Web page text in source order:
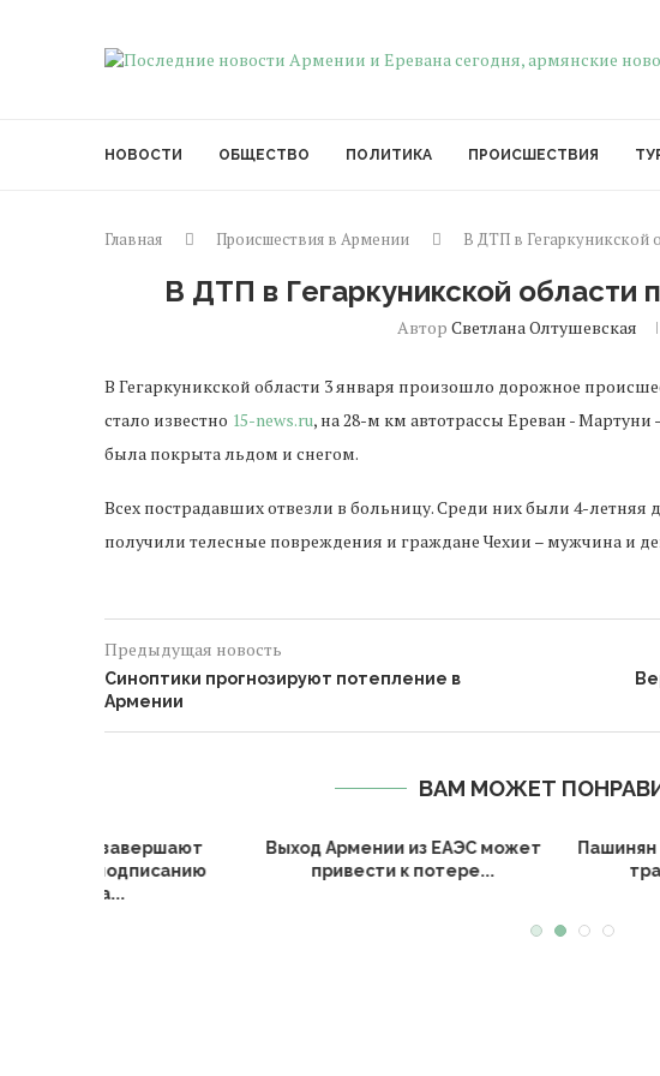
НОВОСТИ ОБЩЕСТВО ПОЛИТИКА ПРОИСШЕСТВИЯ
Главная Происшествия в Армении В ДТП в Гегаркуникской
В ДТП в Гегаркуникской области
Автор Светлана Олтушевская
В Гегаркуникской области 3 января произошло дорожное
стало известно 15-news.ru, на 28-м км автотрассы Ереван - Мартуни
была покрыта льдом и снегом.
Всех пострадавших отвезли в больницу. Среди них были 4-
получили телесные повреждения и граждане Чехии – мужчина и
Предыдущая новость
Синоптики прогнозируют потепление в
Армении
ВАМ МОЖЕТ
Пашинян назвал шаг Алиева по
транзиту грузов в...
Спрос на международные
грузоперевозки из Армении